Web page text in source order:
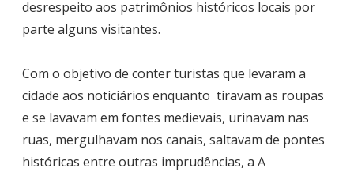
desrespeito aos patrimônios históricos locais por
parte alguns visitantes.
Com o objetivo de conter turistas que levaram a
cidade aos noticiários enquanto tiravam as roupas
e se lavavam em fontes medievais, urinavam nas
ruas, mergulhavam nos canais, saltavam de pontes
históricas entre outras imprudências, a A